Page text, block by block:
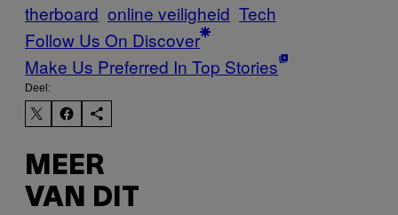
therboard online veiligheid Tech
Follow Us On Discover
Make Us Preferred In Top Stories
Deel:
MEER
VAN DIT